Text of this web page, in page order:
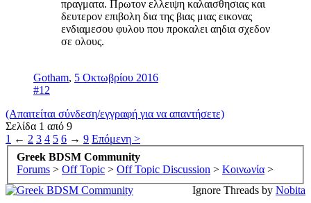
πραγματα. Πρωτον ελλειψη καλαισθησιας και
δευτερον επιβολη δια της βιας μιας εικονας
ενδιαμεσου φυλου που προκαλει αηδια σχεδον
σε ολους.
Gotham, 5 Οκτωβρίου 2016
#12
(Απαιτείται σύνδεση/εγγραφή για να απαντήσετε)
Σελίδα 1 από 9
1 ← 2 3 4 5 6 → 9 Επόμενη >
Greek BDSM Community
Forums > Off Topic > Off Topic Discussion > Κοινωνία >
Ignore Threads by Nobita